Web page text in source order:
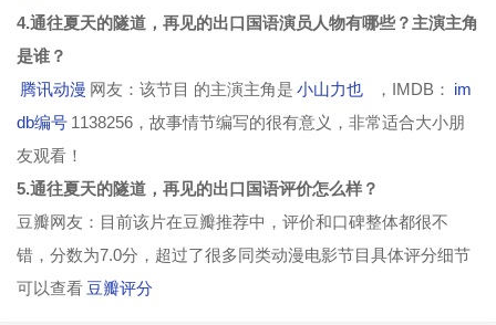
4.通往夏天的隧道，再见的出口国语演员人物有哪些？主演主角
是谁？
腾讯动漫 网友：该节目 的主演主角是 小山力也 ，IMDB： im
db编号 1138256，故事情节编写的很有意义，非常适合大小朋
友观看！
5.通往夏天的隧道，再见的出口国语评价怎么样？
豆瓣网友：目前该片在豆瓣推荐中，评价和口碑整体都很不
错，分数为7.0分，超过了很多同类动漫电影节目具体评分细节
可以查看 豆瓣评分